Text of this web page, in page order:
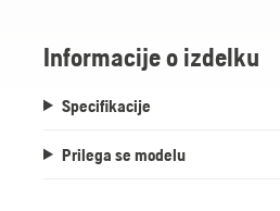
Informacije o izdelku
Specifikacije
Prilega se modelu